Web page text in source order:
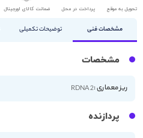
تحویل به موقع پرداخت در محل ضمانت کالای اورجینال
مشخصات فنی توضیحات تکمیلی
مشخصات
ریز معماری :RDNA 2
پردازنده